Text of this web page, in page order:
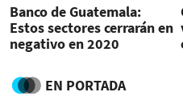
Banco de Guatemala:
Estos sectores cerrarán en
negativo en 2020
EN PORTADA